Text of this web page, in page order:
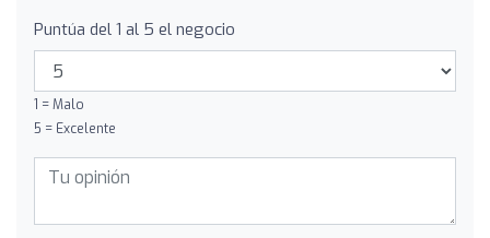
Puntúa del 1 al 5 el negocio
1 = Malo
5 = Excelente